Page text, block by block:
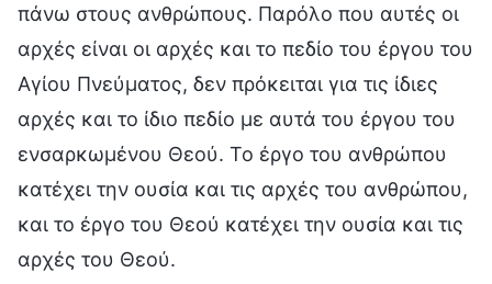
πάνω στους ανθρώπους. Παρόλο που αυτές οι
αρχές είναι οι αρχές και το πεδίο του έργου του
Αγίου Πνεύματος, δεν πρόκειται για τις ίδιες
αρχές και το ίδιο πεδίο με αυτά του έργου του
ενσαρκωμένου Θεού. Το έργο του ανθρώπου
κατέχει την ουσία και τις αρχές του ανθρώπου,
και το έργο του Θεού κατέχει την ουσία και τις
αρχές του Θεού.